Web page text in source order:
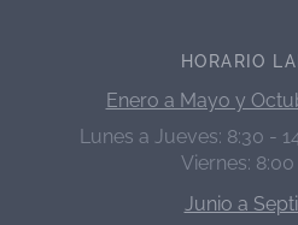
HORARIO
Enero a Mayo y
Lunes a Jueves: 8:30 -
Viernes:
Junio a